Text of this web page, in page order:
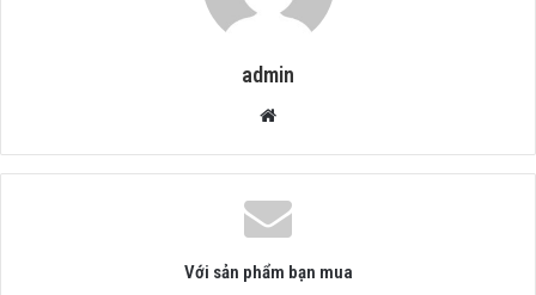
admin
Website
Với sản phẩm bạn mua